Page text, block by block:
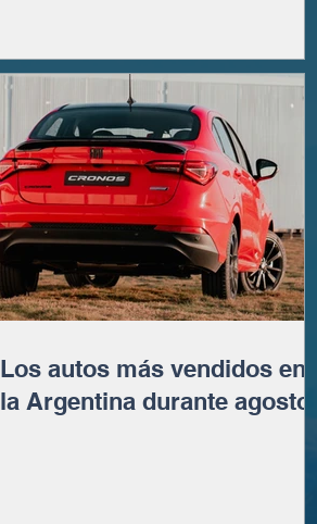
Los autos más vendidos en
la Argentina durante agosto